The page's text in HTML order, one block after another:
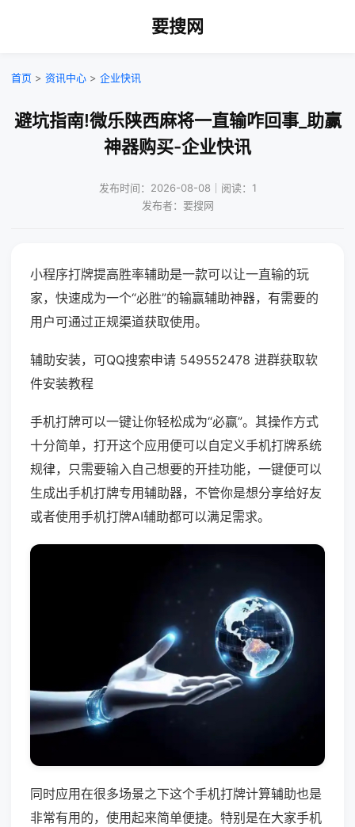
要搜网
首页 > 资讯中心 > 企业快讯
避坑指南!微乐陕西麻将一直输咋回事_助赢
神器购买-企业快讯
发布时间：2026-08-08｜阅读：1
发布者：要搜网
小程序打牌提高胜率辅助是一款可以让一直输的玩
家，快速成为一个“必胜”的输赢辅助神器，有需要的
用户可通过正规渠道获取使用。
辅助安装，可QQ搜索申请 549552478 进群获取软
件安装教程
手机打牌可以一键让你轻松成为“必赢”。其操作方式
十分简单，打开这个应用便可以自定义手机打牌系统
规律，只需要输入自己想要的开挂功能，一键便可以
生成出手机打牌专用辅助器，不管你是想分享给好友
或者使用手机打牌AI辅助都可以满足需求。
同时应用在很多场景之下这个手机打牌计算辅助也是
非常有用的，使用起来简单便捷。特别是在大家手机